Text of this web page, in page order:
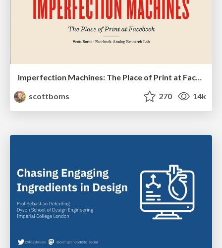
Imperfection Machines: The Place of Print at Facebook
scottboms
270 14k